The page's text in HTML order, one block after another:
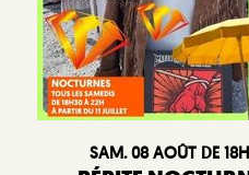
SAM. 08 AOÛT DE